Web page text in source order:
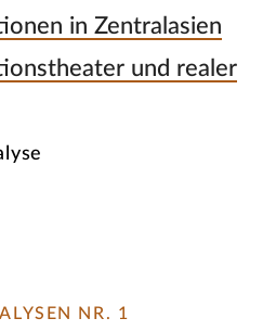
in Zentralasien
und realer
NR. 1